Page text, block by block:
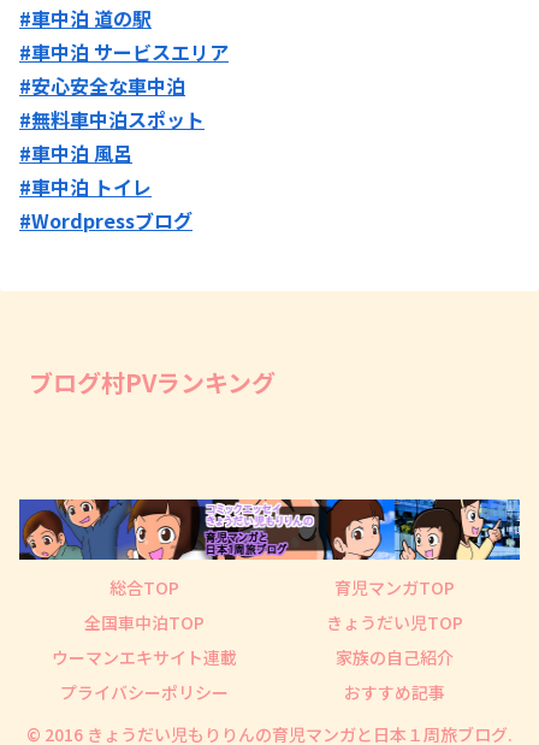
#車中泊 道の駅
#車中泊 サービスエリア
#安心安全な車中泊
#無料車中泊スポット
#車中泊 風呂
#車中泊 トイレ
#Wordpressブログ
ブログ村PVランキング
総合TOP
育児マンガTOP
全国車中泊TOP
きょうだい児TOP
ウーマンエキサイト連載
家族の自己紹介
プライバシーポリシー
おすすめ記事
© 2016 きょうだい児もりりんの育児マンガと日本１周旅ブログ.